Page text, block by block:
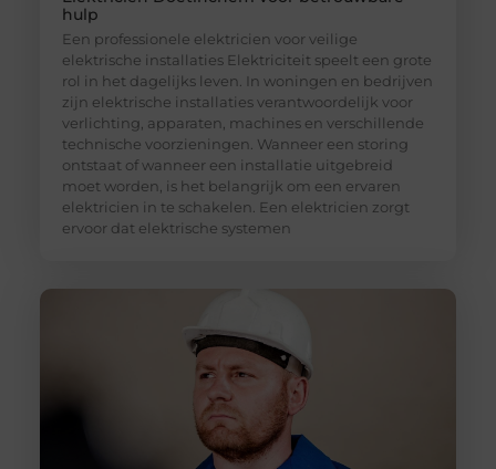
hulp
Een professionele elektricien voor veilige
elektrische installaties Elektriciteit speelt een grote
rol in het dagelijks leven. In woningen en bedrijven
zijn elektrische installaties verantwoordelijk voor
verlichting, apparaten, machines en verschillende
technische voorzieningen. Wanneer een storing
ontstaat of wanneer een installatie uitgebreid
moet worden, is het belangrijk om een ervaren
elektricien in te schakelen. Een elektricien zorgt
ervoor dat elektrische systemen